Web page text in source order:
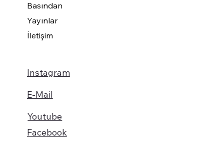
Basından
Yayınlar
İletişim
Instagram
Facebook
Youtube
E-Mail